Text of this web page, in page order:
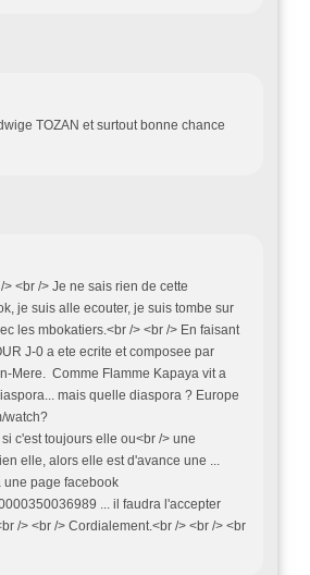
TOZAN et surtout bonne chance
<br /> Je ne sais rien de cette
je suis alle ecouter, je suis tombe sur
les mbokatiers.<br /> <br /> En faisant
J-0 a ete ecrite et composee par
Mere. Comme Flamme Kapaya vit a
mais quelle diaspora ? Europe
watch?
c'est toujours elle ou<br /> une
elle, alors elle est d'avance une ...
une page facebook
... il faudra l'accepter
/> <br /> Cordialement.<br /> <br /> <br